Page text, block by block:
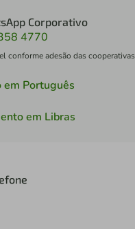
Corporativo
4770
conforme adesão das cooperativas
Português
em Libras